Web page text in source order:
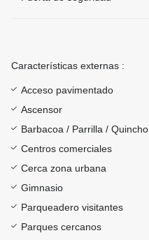
Características externas :
Acceso pavimentado
Ascensor
Barbacoa / Parrilla / Quincho
Centros comerciales
Cerca zona urbana
Gimnasio
Parqueadero visitantes
Parques cercanos